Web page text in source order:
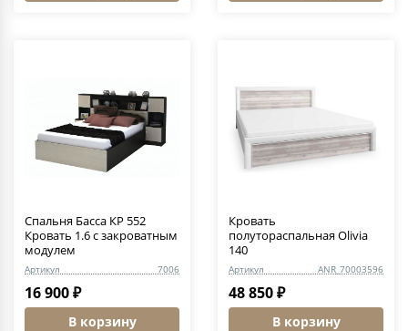
Спальня Басса КР 552
Кровать 1.6 с закроватным
модулем
Артикул 7006
16 900 ₽
В корзину
Кровать
полутораспальная Olivia
140
Артикул ANR_70003596
48 850 ₽
В корзину